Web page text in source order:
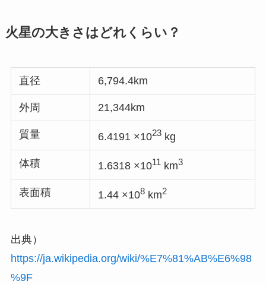
火星の大きさはどれくらい？
直径 6,794.4km
外周 21,344km
質量 6.4191 ×1023 kg
体積 1.6318 ×1011 km3
表面積 1.44 ×108 km2
出典）
https://ja.wikipedia.org/wiki/%E7%81%AB%E6%98
%9F